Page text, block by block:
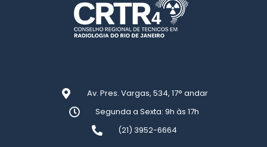
Av. Pres. Vargas, 534, 17° andar
Segunda a Sexta: 9h às 17h
(21) 3952-6664